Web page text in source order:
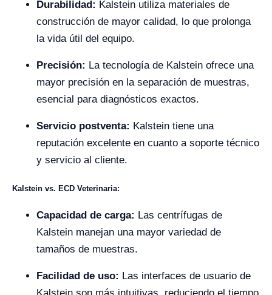
Durabilidad: Kalstein utiliza materiales de
construcción de mayor calidad, lo que prolonga
la vida útil del equipo.
Precisión: La tecnología de Kalstein ofrece una
mayor precisión en la separación de muestras,
esencial para diagnósticos exactos.
Servicio postventa: Kalstein tiene una
reputación excelente en cuanto a soporte técnico
y servicio al cliente.
Kalstein vs. ECD Veterinaria:
Capacidad de carga: Las centrífugas de
Kalstein manejan una mayor variedad de
tamaños de muestras.
Facilidad de uso: Las interfaces de usuario de